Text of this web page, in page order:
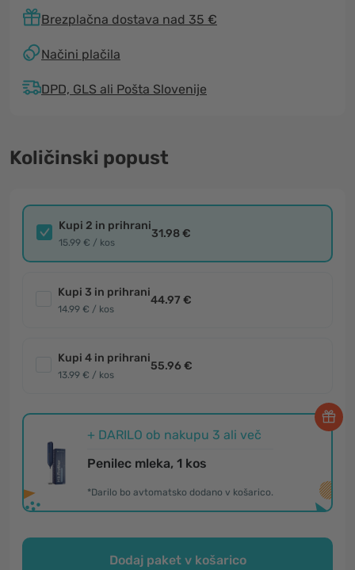
Brezplačna dostava nad 35 €
Načini plačila
DPD, GLS ali Pošta Slovenije
Količinski popust
Kupi 2 in prihrani
15.99 € / kos
31.98 €
Kupi 3 in prihrani
14.99 € / kos
44.97 €
Kupi 4 in prihrani
13.99 € / kos
55.96 €
+ DARILO ob nakupu 3 ali več
Penilec mleka, 1 kos
*Darilo bo avtomatsko dodano v košarico.
Dodaj paket v košarico